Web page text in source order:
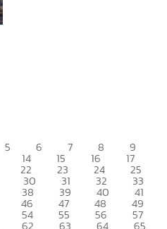
5 6 7 8 9
14 15 16 17
22 23 24 25
30 31 32 33
38 39 40 41
46 47 48 49
54 55 56 57
62 63 64 65